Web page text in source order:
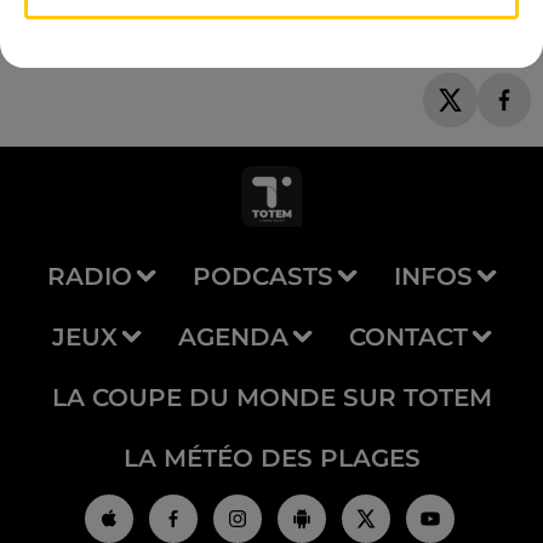
RADIO PODCASTS INFOS
JEUX AGENDA CONTACT
LA COUPE DU MONDE SUR TOTEM
LA MÉTÉO DES PLAGES